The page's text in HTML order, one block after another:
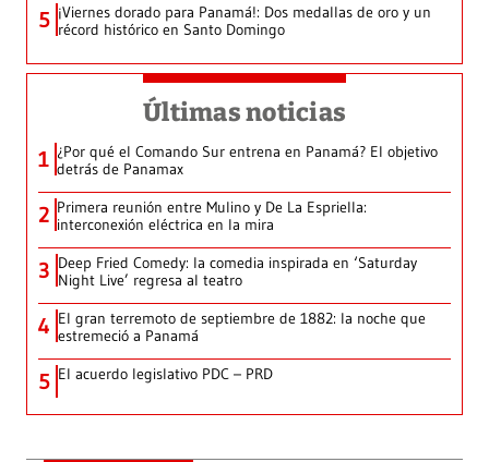
5 ¡Viernes dorado para Panamá!: Dos medallas de oro y un
récord histórico en Santo Domingo
Últimas noticias
1 ¿Por qué el Comando Sur entrena en Panamá? El objetivo
detrás de Panamax
2 Primera reunión entre Mulino y De La Espriella:
interconexión eléctrica en la mira
3 Deep Fried Comedy: la comedia inspirada en ‘Saturday
Night Live’ regresa al teatro
4 El gran terremoto de septiembre de 1882: la noche que
estremeció a Panamá
5 El acuerdo legislativo PDC – PRD